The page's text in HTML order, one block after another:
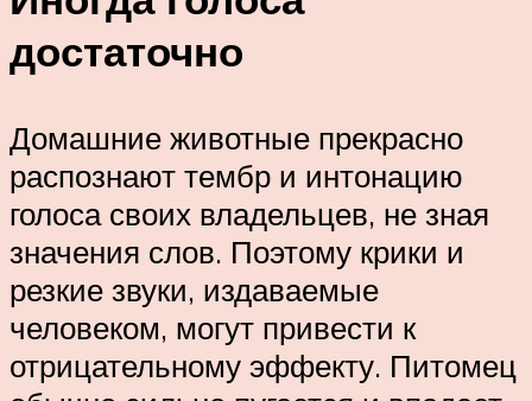
достаточно
Домашние животные прекрасно
распознают тембр и интонацию
голоса своих владельцев, не зная
значения слов. Поэтому крики и
резкие звуки, издаваемые
человеком, могут привести к
отрицательному эффекту. Питомец